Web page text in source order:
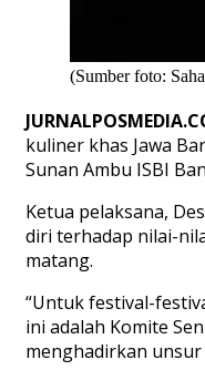
(Sumber foto:
kuliner khas Jawa
Sunan Ambu ISBI
Ketua pelaksana,
diri terhadap nilai-
matang.
“Untuk festival-
ini adalah Komite
menghadirkan unsur